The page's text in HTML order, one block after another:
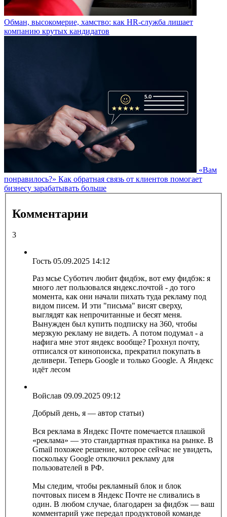
Обман, высокомерие, хамство: как HR-служба лишает
компанию крутых кандидатов
«Вам
понравилось?» Как обратная связь от клиентов помогает
бизнесу зарабатывать больше
Комментарии
3
Гость 05.09.2025 14:12
Раз мсье Суботич любит фидбэк, вот ему фидбэк: я
много лет пользовался яндекс.почтой - до того
момента, как они начали пихать туда рекламу под
видом писем. И эти "письма" висят сверху,
выглядят как непрочитанные и бесят меня.
Вынужден был купить подписку на 360, чтобы
мерзкую рекламу не видеть. А потом подумал - а
нафига мне этот яндекс вообще? Грохнул почту,
отписался от кинопоиска, прекратил покупать в
деливери. Теперь Google и только Google. А Яндекс
идёт лесом
Войслав 09.09.2025 09:12
Добрый день, я — автор статьи)
Вся реклама в Яндекс Почте помечается плашкой
«реклама» — это стандартная практика на рынке. В
Gmail похожее решение, которое сейчас не увидеть,
поскольку Google отключил рекламу для
пользователей в РФ.
Мы следим, чтобы рекламный блок и блок
почтовых писем в Яндекс Почте не сливались в
один. В любом случае, благодарен за фидбэк — ваш
комментарий уже передал продуктовой команде